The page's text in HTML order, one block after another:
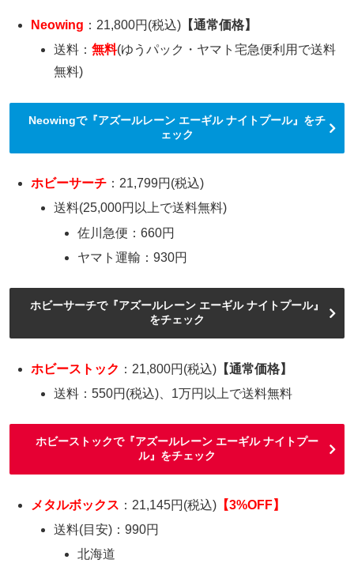
Neowing ：21,800円(税込) 【通常価格】
送料：無料(ゆうパック・ヤマト宅急便利用で送料
無料)
Neowingで『アズールレーン エーギル ナイトプール』をチ
ェック
ホビーサーチ ：21,799円(税込)
送料(25,000円以上で送料無料)
佐川急便：660円
ヤマト運輸：930円
ホビーサーチで『アズールレーン エーギル ナイトプール』
をチェック
ホビーストック ：21,800円(税込) 【通常価格】
送料：550円(税込)、1万円以上で送料無料
ホビーストックで『アズールレーン エーギル ナイトプー
ル』をチェック
メタルボックス ：21,145円(税込) 【3%OFF】
送料(目安)：990円
北海道